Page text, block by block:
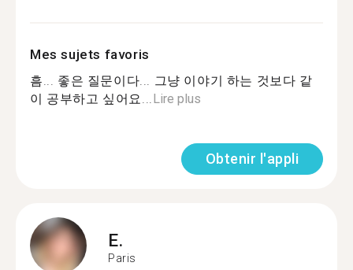
Mes sujets favoris
흠... 좋은 질문이다... 그냥 이야기 하는 것보다 같
이 공부하고 싶어요...Lire plus
Obtenir l'appli
E.
Paris